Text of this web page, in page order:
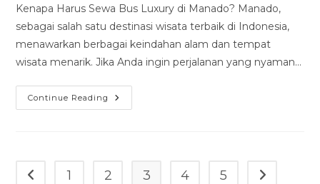
Kenapa Harus Sewa Bus Luxury di Manado? Manado,
sebagai salah satu destinasi wisata terbaik di Indonesia,
menawarkan berbagai keindahan alam dan tempat
wisata menarik. Jika Anda ingin perjalanan yang nyaman…
Continue Reading Sewa
Bus
Go to the previous page
1 2 3 4 5 Go to the